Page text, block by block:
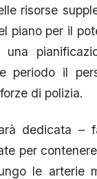
risorse
piano per il
periodo il
di polizia.
dedicata
per
le arterie